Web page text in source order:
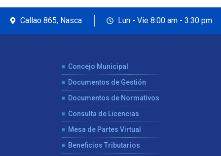
Callao 865, Nasca Lun - Vie 8:00 am - 3:30 pm
Concejo Municipal
Documentos de Gestión
Documentos de Normativos
Consulta de Licencias
Mesa de Partes Virtual
Beneficios Tributarios